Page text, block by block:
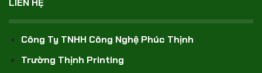
LIÊN HỆ
Công Ty TNHH Công Nghệ Phúc Thịnh
Trường Thịnh Printing